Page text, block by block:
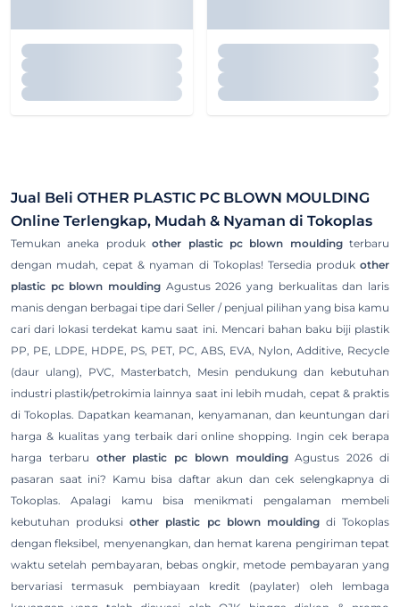
Jual Beli OTHER PLASTIC PC BLOWN MOULDING
Online Terlengkap, Mudah & Nyaman di Tokoplas
Temukan aneka produkother plastic pc blown mouldingterbaru
dengan mudah, cepat & nyaman di Tokoplas! Tersedia produk other
plastic pc blown moulding Agustus 2026 yang berkualitas dan laris
manis dengan berbagai tipe dari Seller / penjual pilihan yang bisa kamu
cari dari lokasi terdekat kamu saat ini. Mencari bahan baku biji plastik
PP, PE, LDPE, HDPE, PS, PET, PC, ABS, EVA, Nylon, Additive, Recycle
(daur ulang), PVC, Masterbatch, Mesin pendukung dan kebutuhan
industri plastik/petrokimia lainnya saat ini lebih mudah, cepat & praktis
di Tokoplas. Dapatkan keamanan, kenyamanan, dan keuntungan dari
harga & kualitas yang terbaik dari online shopping. Ingin cek berapa
harga terbaru other plastic pc blown mouldingAgustus 2026 di
pasaran saat ini? Kamu bisa daftar akun dan cek selengkapnya di
Tokoplas. Apalagi kamu bisa menikmati pengalaman membeli
kebutuhan produksiother plastic pc blown mouldingdi Tokoplas
dengan fleksibel, menyenangkan, dan hemat karena pengiriman tepat
waktu setelah pembayaran, bebas ongkir, metode pembayaran yang
bervariasi termasuk pembiayaan kredit (paylater) oleh lembaga